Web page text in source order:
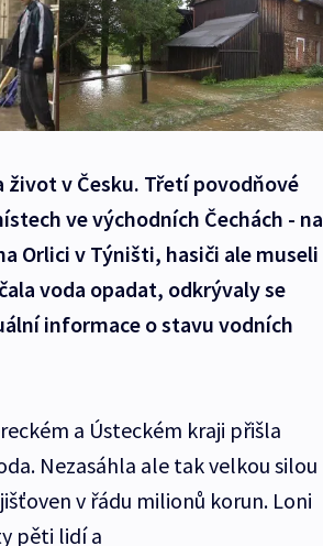
život v Česku. Třetí povodňové
ve východních Čechách - na
Orlici v Týništi, hasiči ale museli
voda opadat, odkrývaly se
informace o stavu vodních
a Ústeckém kraji přišla
Nezasáhla ale tak velkou silou
v řádu milionů korun. Loni
pěti lidí a